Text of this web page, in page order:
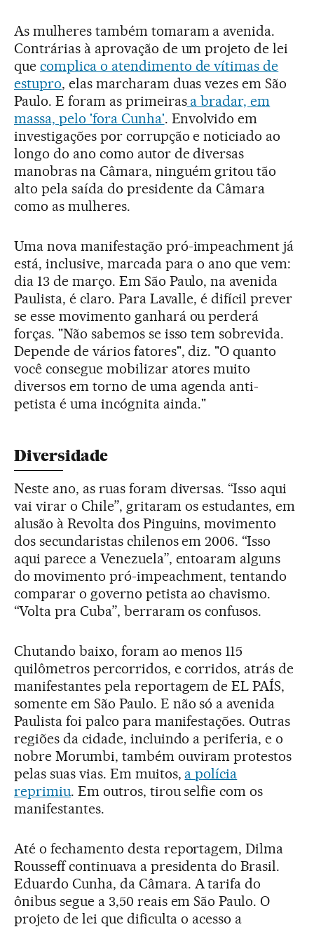
As mulheres também tomaram a avenida.
Contrárias à aprovação de um projeto de lei
que complica o atendimento de vítimas de
estupro, elas marcharam duas vezes em São
Paulo. E foram as primeirasa bradar, em
massa, pelo 'fora Cunha'. Envolvido em
investigações por corrupção e noticiado ao
longo do ano como autor de diversas
manobras na Câmara, ninguém gritou tão
alto pela saída do presidente da Câmara
como as mulheres.
Uma nova manifestação pró-impeachment já
está, inclusive, marcada para o ano que vem:
dia 13 de março. Em São Paulo, na avenida
Paulista, é claro. Para Lavalle, é difícil prever
se esse movimento ganhará ou perderá
forças. "Não sabemos se isso tem sobrevida.
Depende de vários fatores", diz. "O quanto
você consegue mobilizar atores muito
diversos em torno de uma agenda anti-
petista é uma incógnita ainda."
Diversidade
Neste ano, as ruas foram diversas. “Isso aqui
vai virar o Chile”, gritaram os estudantes, em
alusão à Revolta dos Pinguins, movimento
dos secundaristas chilenos em 2006. “Isso
aqui parece a Venezuela”, entoaram alguns
do movimento pró-impeachment, tentando
comparar o governo petista ao chavismo.
“Volta pra Cuba”, berraram os confusos.
Chutando baixo, foram ao menos 115
quilômetros percorridos, e corridos, atrás de
manifestantes pela reportagem de EL PAÍS,
somente em São Paulo. E não só a avenida
Paulista foi palco para manifestações. Outras
regiões da cidade, incluindo a periferia, e o
nobre Morumbi, também ouviram protestos
pelas suas vias. Em muitos, a polícia
reprimiu. Em outros, tirou selfie com os
manifestantes.
Até o fechamento desta reportagem, Dilma
Rousseff continuava a presidenta do Brasil.
Eduardo Cunha, da Câmara. A tarifa do
ônibus segue a 3,50 reais em São Paulo. O
projeto de lei que dificulta o acesso a